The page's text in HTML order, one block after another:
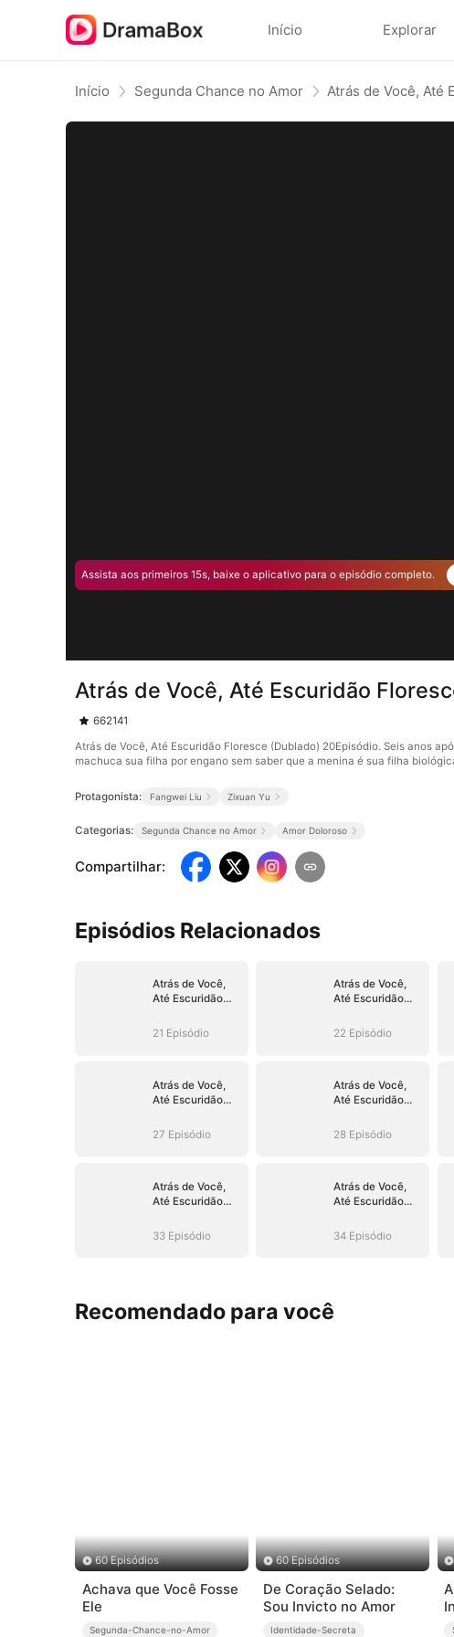
Início Explorar
Início Segunda Chance no Amor
Assista aos primeiros 15s, baixe o aplicativo para o episódio completo.
Atrás de Você, Até Escuridão
662141
Atrás de Você, Até Escuridão Floresce (Dublado) 20Episódio. Seis anos
machuca sua filha por engano sem saber que a menina é sua filha
Protagonista: Fangwei Liu Zixuan Yu
Categorias: Segunda Chance no Amor Amor Doloroso
Compartilhar:
Episódios Relacionados
Atrás de Você,
Até Escuridão
(Dublado)
21 Episódio
Atrás de Você,
Até Escuridão
(Dublado)
22 Episódio
Atrás de Você,
Até Escuridão
(Dublado)
27 Episódio
Atrás de Você,
Até Escuridão
(Dublado)
28 Episódio
Atrás de Você,
Até Escuridão
(Dublado)
33 Episódio
Atrás de Você,
Até Escuridão
(Dublado)
34 Episódio
Recomendado para você
60 Episódios
Achava que Você Fosse
Ele
Segunda-Chance-no-Amor
60 Episódios
De Coração Selado:
Sou Invicto no Amor
Identidade-Secreta